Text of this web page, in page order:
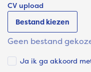
CV upload
Bestand kiezen
Geen bestand
Ja ik ga akkoord